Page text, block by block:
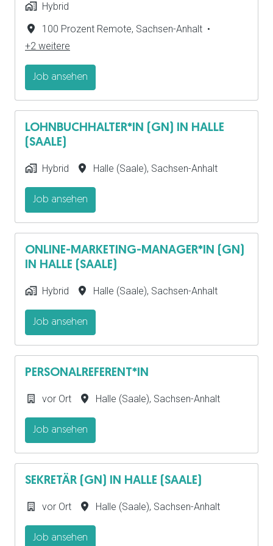
Hybrid
100 Prozent Remote, Sachsen-Anhalt •
+2 weitere
Job ansehen
LOHNBUCHHALTER*IN (GN) IN HALLE
(SAALE)
Hybrid Halle (Saale), Sachsen-Anhalt
Job ansehen
ONLINE-MARKETING-MANAGER*IN (GN)
IN HALLE (SAALE)
Hybrid Halle (Saale), Sachsen-Anhalt
Job ansehen
PERSONALREFERENT*IN
vor Ort Halle (Saale), Sachsen-Anhalt
Job ansehen
SEKRETÄR (GN) IN HALLE (SAALE)
vor Ort Halle (Saale), Sachsen-Anhalt
Job ansehen